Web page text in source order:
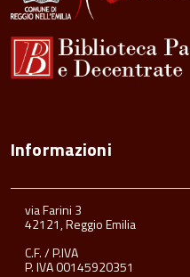
Informazioni
via Farini 3
42121, Reggio Emilia
C.F. / P.IVA
P. IVA 00145920351